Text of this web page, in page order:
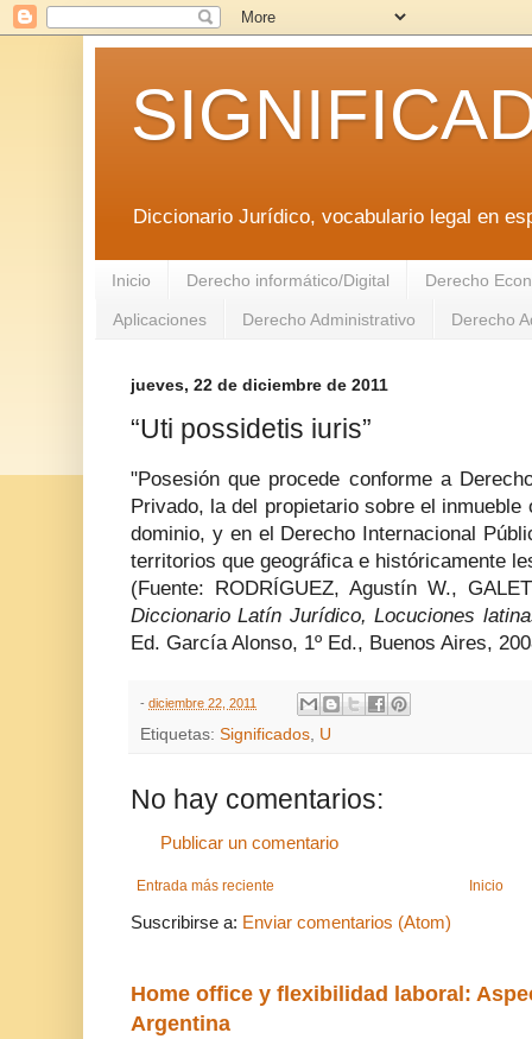
Diccionario Jurídico, vocabulario legal en
Inicio Derecho informático/Digital Derecho
Aplicaciones Derecho Administrativo Derecho
jueves, 22 de diciembre de 2011
“Uti possidetis iuris”
"Posesión que procede conforme a
Privado, la del propietario sobre el
dominio, y en el Derecho Internacional
territorios que geográfica e históricamente
(Fuente: RODRÍGUEZ, Agustín W.,
Diccionario Latín Jurídico, Locuciones
Ed. García Alonso, 1º Ed., Buenos Aires,
- diciembre 22, 2011
Etiquetas: Significados, U
No hay comentarios:
Publicar un comentario
Entrada más reciente Inicio
Suscribirse a: Enviar comentarios (Atom)
Home office y flexibilidad laboral:
Argentina